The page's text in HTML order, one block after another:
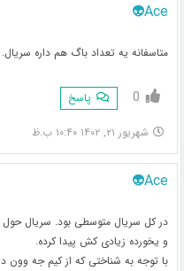
Ace👽
متاسفانه یه تعداد باگ هم داره سریال.
0 پاسخ
شهریور ۲۱, ۱۴۰۲ ۱۰:۴۰ ب.ظ
Ace👽
در کل سریال متوسطی بود. سریال حول
و یخورده زیادی کش پیدا کرده.
با توجه به شناختی که از کیم جه وون